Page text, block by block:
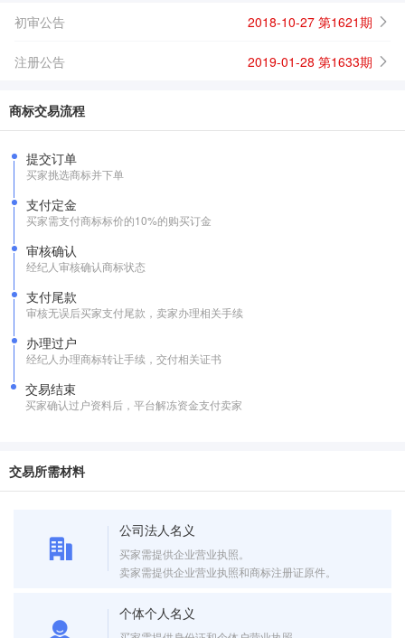
初审公告 2018-10-27 第1621期
注册公告 2019-01-28 第1633期
商标交易流程
提交订单
买家挑选商标并下单
支付定金
买家需支付商标标价的10%的购买订金
审核确认
经纪人审核确认商标状态
支付尾款
审核无误后买家支付尾款，卖家办理相关手续
办理过户
经纪人办理商标转让手续，交付相关证书
交易结束
买家确认过户资料后，平台解冻资金支付卖家
交易所需材料
公司法人名义
买家需提供企业营业执照。
卖家需提供企业营业执照和商标注册证原件。
个体个人名义